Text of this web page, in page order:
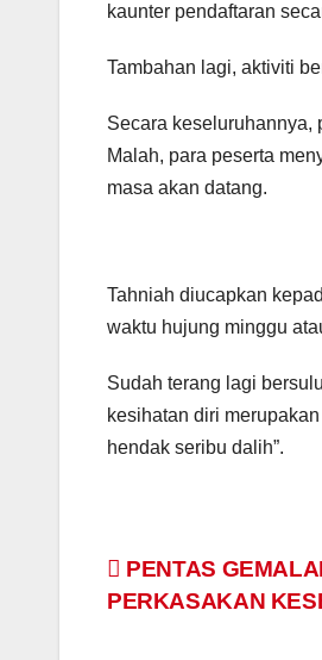
kaunter pendaftaran
Tambahan lagi, aktiviti
Secara keseluruhannya,
Malah, para peserta
masa akan datang.
Tahniah diucapkan
waktu hujung minggu
Sudah terang lagi
kesihatan diri
hendak seribu dalih”.
Navigasi
PENTAS
PERKASAKAN